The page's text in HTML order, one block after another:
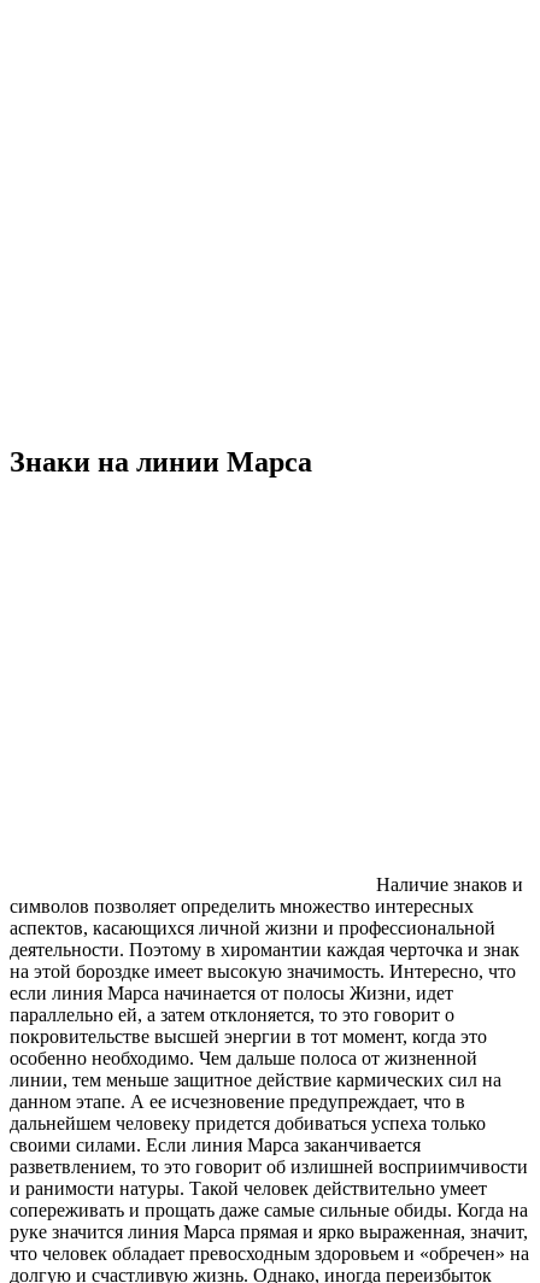
Знаки на линии Марса
Наличие знаков и
символов позволяет определить множество интересных
аспектов, касающихся личной жизни и профессиональной
деятельности. Поэтому в хиромантии каждая черточка и знак
на этой бороздке имеет высокую значимость. Интересно, что
если линия Марса начинается от полосы Жизни, идет
параллельно ей, а затем отклоняется, то это говорит о
покровительстве высшей энергии в тот момент, когда это
особенно необходимо. Чем дальше полоса от жизненной
линии, тем меньше защитное действие кармических сил на
данном этапе. А ее исчезновение предупреждает, что в
дальнейшем человеку придется добиваться успеха только
своими силами. Если линия Марса заканчивается
разветвлением, то это говорит об излишней восприимчивости
и ранимости натуры. Такой человек действительно умеет
сопереживать и прощать даже самые сильные обиды. Когда на
руке значится линия Марса прямая и ярко выраженная, значит,
что человек обладает превосходным здоровьем и «обречен» на
долгую и счастливую жизнь. Однако, иногда переизбыток